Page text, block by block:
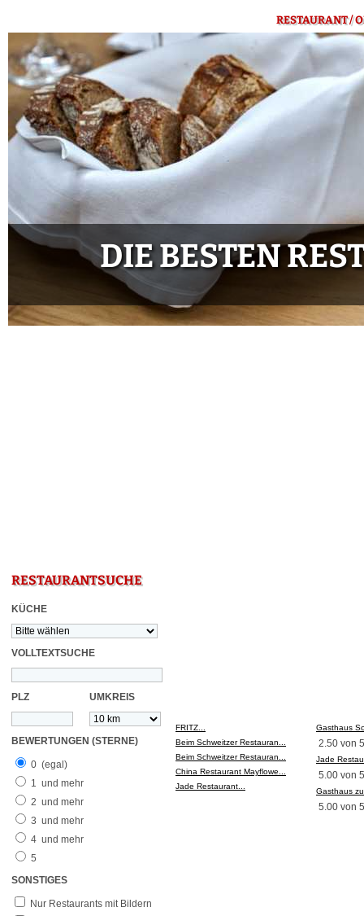
RESTAURANT /
DIE BESTEN
RESTAURANTSUCHE
KÜCHE
VOLLTEXTSUCHE
PLZ UMKREIS
BEWERTUNGEN (STERNE)
0 (egal)
1 und mehr
2 und mehr
3 und mehr
4 und mehr
5
SONSTIGES
Nur Restaurants mit Bildern
FRITZ...
Beim Schweitzer Restauran...
Beim Schweitzer Restauran...
China Restaurant Mayflowe...
Jade Restaurant...
Gasthaus
2.50 von 5
Jade
5.00 von 5
Gasthaus
5.00 von 5